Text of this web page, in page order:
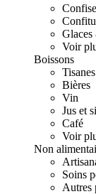
Glaces
Voir
Boissons
Bières
Vin
Jus et
Café
Voir
Non
Soins
Autres